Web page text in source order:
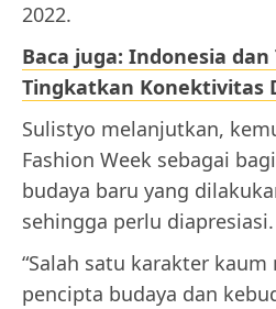
2022.
Baca juga: Indonesia
Tingkatkan Konektivitas
Sulistyo melanjutkan,
Fashion Week sebagai
budaya baru yang
sehingga perlu diapresiasi.
“Salah satu karakter kaum
pencipta budaya dan